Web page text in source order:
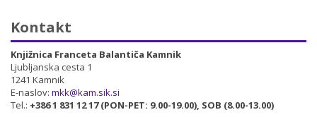
Kontakt
Knjižnica Franceta Balantiča Kamnik
Ljubljanska cesta 1
1241 Kamnik
E-naslov: mkk@kam.sik.si
Tel.: +386 1 831 12 17 (PON-PET: 9.00-19.00), SOB (8.00-13.00)